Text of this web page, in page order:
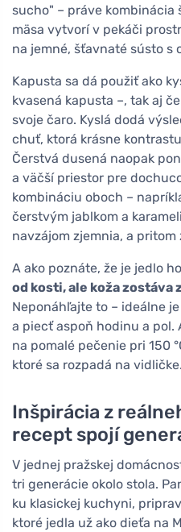
sucho" – práve kombinácia
mäsa vytvorí v pekáči
na jemné, šťavnaté sústo s
Kapusta sa dá použiť ako
kvasená kapusta –, tak aj
svoje čaro. Kyslá dodá
chuť, ktorá krásne
Čerstvá dusená naopak
a väčší priestor pre
kombináciu oboch –
čerstvým jablkom a
navzájom zjemnia, a
A ako poznáte, že je jedlo
od kosti, ale koža zostáva
Neponáhľajte to – ideálne
a piecť aspoň hodinu a pol.
na pomalé pečenie pri 150
ktoré sa rozpadá na vidličke.
Inšpirácia z
recept spojí
V jednej pražskej
tri generácie okolo stola.
ku klasickej kuchyni,
ktoré jedla už ako dieťa na